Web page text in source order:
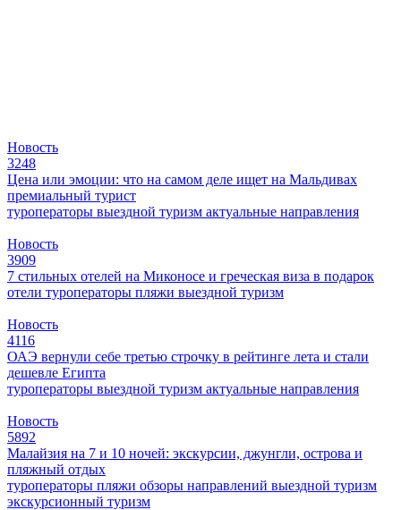
Новость
3248
Цена или эмоции: что на самом деле ищет на Мальдивах
премиальный турист
туроператоры выездной туризм актуальные направления
Новость
3909
7 стильных отелей на Миконосе и греческая виза в подарок
отели туроператоры пляжи выездной туризм
Новость
4116
ОАЭ вернули себе третью строчку в рейтинге лета и стали
дешевле Египта
туроператоры выездной туризм актуальные направления
Новость
5892
Малайзия на 7 и 10 ночей: экскурсии, джунгли, острова и
пляжный отдых
туроператоры пляжи обзоры направлений выездной туризм
экскурсионный туризм